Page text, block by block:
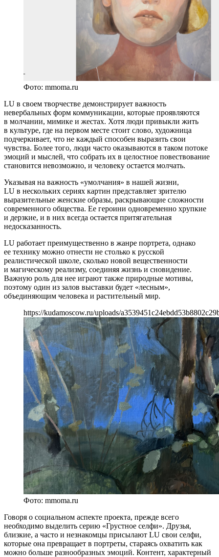
Фото: mmoma.ru
LU в своем творчестве демонстрирует важность
невербальных форм коммуникации, которые проявляются
в молчании, мимике и жестах. Хотя люди привыкли жить
в культуре, где на первом месте стоит слово, художница
подчеркивает, что не каждый способен выразить свои
чувства. Более того, люди часто оказываются в таком потоке
эмоций и мыслей, что собрать их в целостное повествование
становится невозможно, и человеку остается молчать.
Указывая на важность «умолчания» в нашей жизни,
LU в нескольких сериях картин представляет зрителю
выразительные женские образы, раскрывающие сложности
современного общества. Ее героини одновременно хрупкие
и дерзкие, и в них всегда остается притягательная
недосказанность.
LU работает преимущественно в жанре портрета, однако
ее технику можно отнести не столько к русской
реалистической школе, сколько новой вещественности
и магическому реализму, соединяя жизнь и сновидение.
Важную роль для нее играют также природные мотивы,
поэтому один из залов выставки будет «лесным»,
объединяющим человека и растительный мир.
https://kudamoscow.ru/uploads/
Фото: mmoma.ru
Говоря о социальном аспекте проекта, прежде всего
необходимо выделить серию «Грустное селфи». Друзья,
близкие, а часто и незнакомцы присылают LU свои селфи,
которые она превращает в портреты, стараясь охватить как
можно больше разнообразных эмоций. Контент, характерный